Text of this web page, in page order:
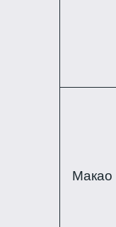
Макао